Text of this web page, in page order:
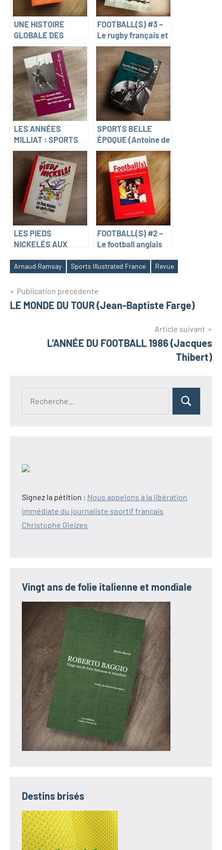
UNE HISTOIRE
GLOBALE DES
SPORTS
OLYMPIQUES
(Michaël Attali)
FOOTBALL(S) #3 –
Le rugby français et
son modèle
LES ANNÉES
MILLIAT : SPORTS
ET FÉMINISMES
DANS L’ENTRE-
DEUX-GUERRE
(Florys Castan-
Vicente)
SPORTS BELLE
ÉPOQUE (Antoine de
Baecque)
LES PIEDS
NICKELÉS AUX
(Pellos &
FOOTBALL(S) #2 –
Le football anglais
et global game
Arnaud Ramsay Sports Illustrated France Revue
Navigation
de
Publication précédente
LE MONDE DU TOUR (Jean-Baptiste Farge)
Article suivant
L’ANNÉE DU FOOTBALL 1986 (Jacques
Thibert)
Rechercher
Signez la pétition : Nous appelons à la libération
immédiate du journaliste sportif français
Christophe Gleizes
Vingt ans de folie italienne et mondiale
Destins brisés